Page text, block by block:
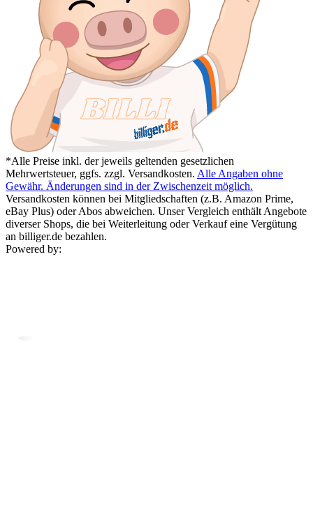
*Alle Preise inkl. der jeweils geltenden gesetzlichen
Mehrwertsteuer, ggfs. zzgl. Versandkosten. Alle Angaben ohne
Gewähr. Änderungen sind in der Zwischenzeit möglich.
Versandkosten können bei Mitgliedschaften (z.B. Amazon Prime,
eBay Plus) oder Abos abweichen. Unser Vergleich enthält Angebote
diverser Shops, die bei Weiterleitung oder Verkauf eine Vergütung
an billiger.de bezahlen.
Powered by: